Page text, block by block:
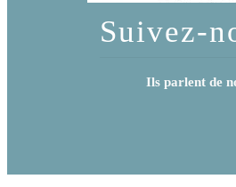
Suivez-
Ils parlent de